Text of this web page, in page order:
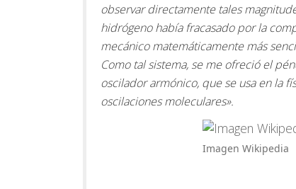
observar directamente tales
hidrógeno había fracasado por la
mecánico matemáticamente más
Como tal sistema, se me ofreció el
oscilador armónico, que se usa en la
oscilaciones moleculares».
Imagen Wikipedia